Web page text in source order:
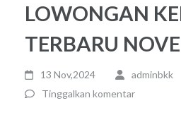
LOWONGAN
TERBARU
13 Nov,2024
adminbkk
Tinggalkan komentar